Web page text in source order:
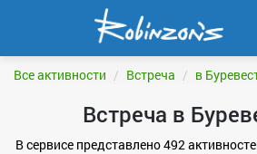
Все активности Встреча в
Встреча в
В сервисе представлено 492